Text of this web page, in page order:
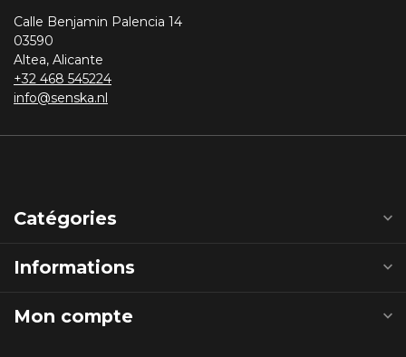
Calle Benjamin Palencia 14
03590
Altea, Alicante
+32 468 545224
info@senska.nl
Catégories
Informations
Mon compte